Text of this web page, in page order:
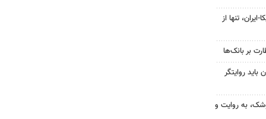
تنها از
بر بانک‌ها
روایتگر
به روایت و